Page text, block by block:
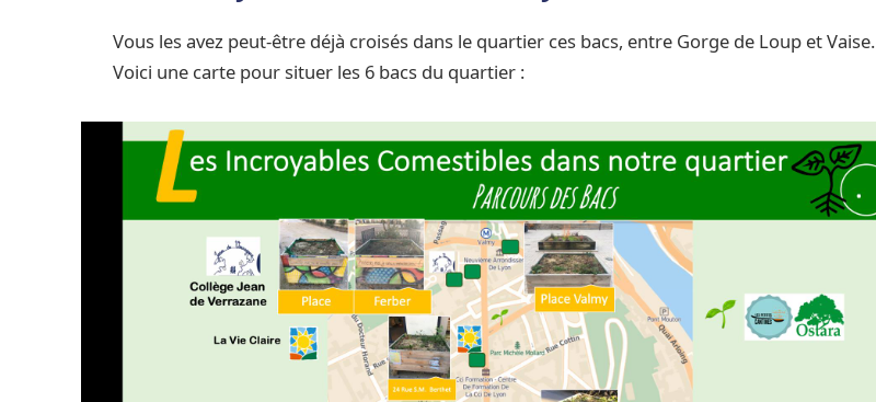
Vous les avez peut-être déjà croisés dans le quartier ces bacs, entre Gorge de Loup et Vaise.
Voici une carte pour situer les 6 bacs du quartier :